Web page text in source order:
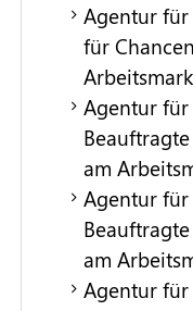
Agentur
für
Agentur
am
Agentur
am
Agentur